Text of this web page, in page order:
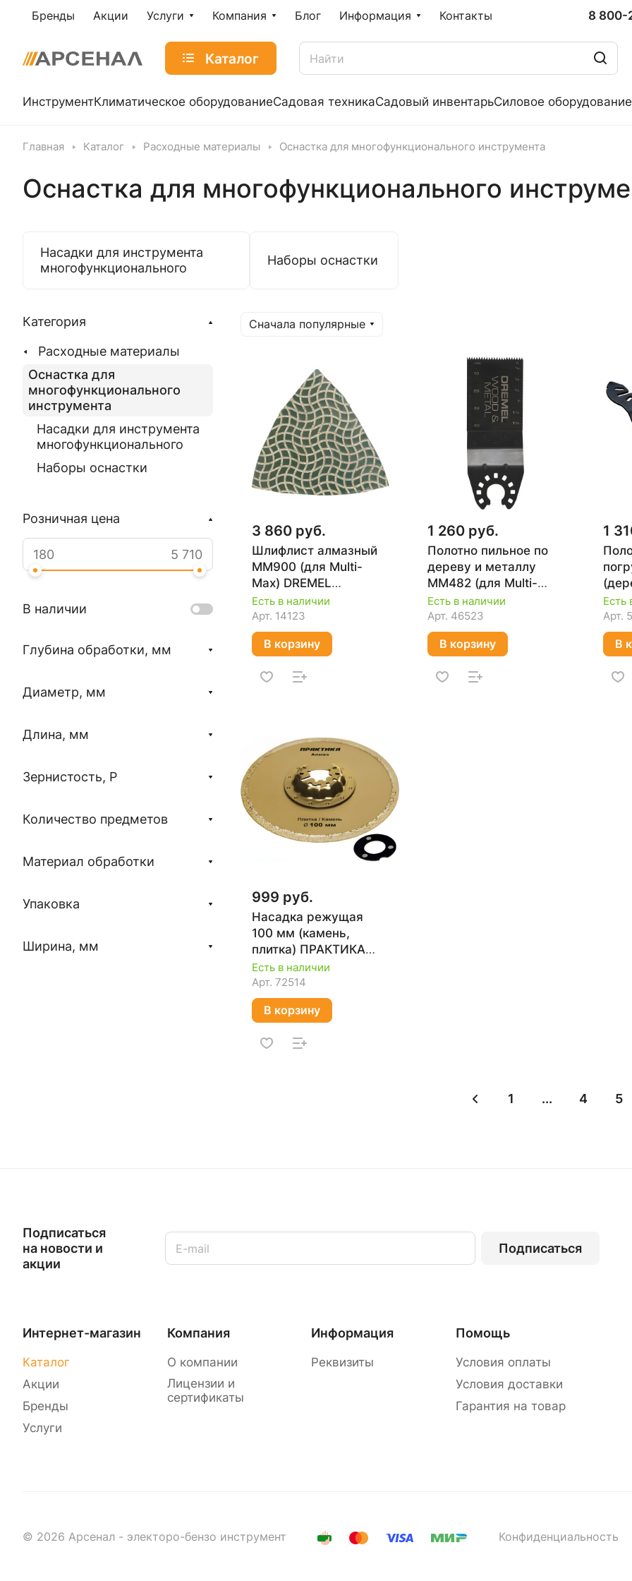
Бренды Акции Услуги Компания Блог Информация Контакты 8 800-
Каталог
ИнструментКлиматическое оборудованиеСадовая техникаСадовый инвентарьСиловое оборудование
Главная Каталог Расходные материалы Оснастка для многофункционального инструмента
Оснастка для многофункционального
Насадки для инструмента
многофункционального
Наборы оснастки
Сначала популярные
3 860 руб.
Шлифлист алмазный
MM900 (для Multi-
Max) DREMEL
2615M900JA
Есть в наличии
Арт. 14123
В корзину
1 260 руб.
Полотно пильное по
дереву и металлу
MM482 (для Multi-
Max) DREMEL
2615M482JA
Есть в наличии
Арт. 46523
В корзину
1
Есть
Арт.
В
999 руб.
Насадка режущая
100 мм (камень,
плитка) ПРАКТИКА
918-313
Есть в наличии
Арт. 72514
В корзину
1 ... 4 5
Категория
Расходные материалы
Оснастка для
многофункционального
инструмента
Насадки для инструмента
многофункционального
Наборы оснастки
Розничная цена
В наличии
Глубина обработки, мм
Диаметр, мм
Длина, мм
Зернистость, P
Количество предметов
Материал обработки
Упаковка
Ширина, мм
Подписаться
на новости и
акции
Подписаться
Интернет-магазин
Каталог
Акции
Бренды
Услуги
Компания
О компании
Лицензии и
сертификаты
Информация
Реквизиты
Помощь
Условия оплаты
Условия доставки
Гарантия на товар
© 2026 Арсенал - электоро-бензо инструмент Конфиденциальность